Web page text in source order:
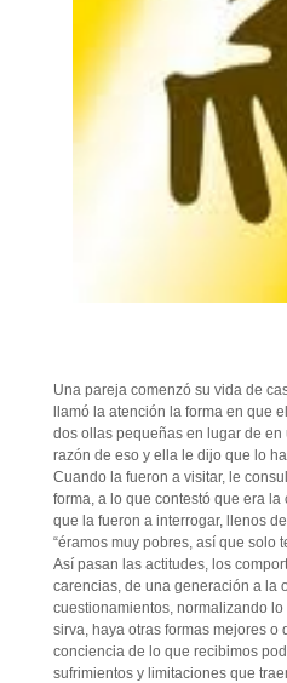
Una pareja comenzó su vida de
llamó la atención la forma en que
dos ollas pequeñas en lugar de
razón de eso y ella le dijo que lo
Cuando la fueron a visitar, le
forma, a lo que contestó que era
que la fueron a interrogar, llenos
“éramos muy pobres, así que solo
Así pasan las actitudes, los
carencias, de una generación a la
cuestionamientos, normalizando
sirva, haya otras formas mejores o
conciencia de lo que recibimos
sufrimientos y limitaciones que